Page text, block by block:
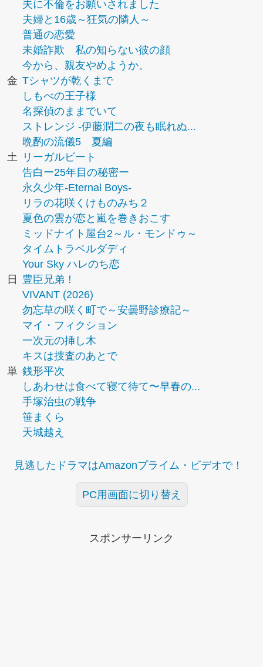
夫に不倫をお願いされました
夫婦と16歳～狂気の隣人～
普通の恋愛
未婚詐欺 私の知らない彼の顔
今から、親友やめようか。
金 Tシャツが乾くまで
しもべの王子様
名探偵のままでいて
ストレンジ -伊藤潤二の夜も眠れぬ...
晩酌の流儀5 夏編
土
リーガルビート
告白ー25年目の秘密ー
永久少年-Eternal Boys-
リラの花咲くけものみち２
夏色の雲が恋と嵐を巻きおこす
ミッドナイト屋台2～ル・モンドゥ～
タイムトラベルダディ
Your Sky ハレのち恋
日
豊臣兄弟！
VIVANT (2026)
勿忘草の咲く町で～安曇野診療記～
マイ・フィクション
一次元の挿し木
キスは捜査のあとで
単 銭形平次
しあわせは食べて寝て待て〜早春の...
手塚治虫の戦争
笹まくら
天城越え
見逃したドラマはAmazonプライム・ビデオで！
PC用画面に切り替え
スポンサーリンク